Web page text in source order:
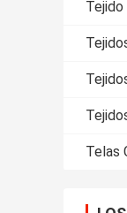
Telas